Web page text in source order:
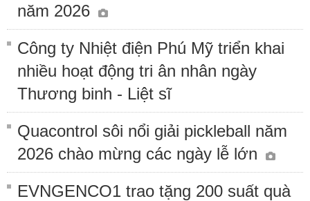
năm 2026
Công ty Nhiệt điện Phú Mỹ triển khai
nhiều hoạt động tri ân nhân ngày
Thương binh - Liệt sĩ
Quacontrol sôi nổi giải pickleball năm
2026 chào mừng các ngày lễ lớn
EVNGENCO1 trao tặng 200 suất quà